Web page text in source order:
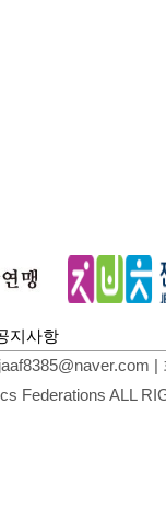
지사항
Federations ALL